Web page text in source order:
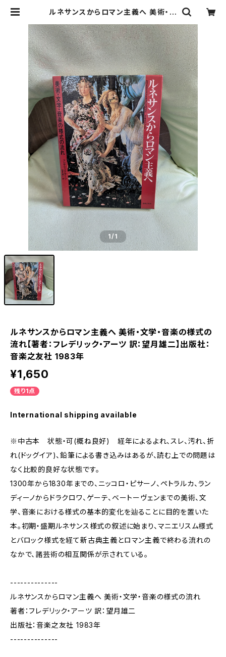
ルネサンスからロマン主義へ 美術・文
ック・アーツ 訳：望月雄二】出版社：音
楽之友社 1983年 | Birds' Tale C
ollective
1/1
ルネサンスからロマン主義へ 美術・文学・音楽の様式の
流れ【著者：フレデリック・アーツ 訳：望月雄二】出版社：
音楽之友社 1983年
¥1,650
残り1点
International shipping available
※中古本 状態・可(概ね良好) 経年によるよれ、スレ、汚れ、折
れ(ドッグイア)、鉛筆による書き込みはあるが、読む上での問題は
なく比較的良好な状態です。
1300年から1830年までの、ニッコロ・ピサーノ、ペトラルカ、ラン
ディーノからドラクロワ、ゲーテ、ベートーヴェンまでの美術、文
学、音楽における様式の基本的変化を辿ることに目的を置いた
本。初期・盛期ルネサンス様式の叙述に始まり、マニエリスム様式
とバロック様式を経て新古典主義とロマン主義で終わる流れの
なかで、諸芸術の相互関係が示されている。
--------------
ルネサンスからロマン主義へ 美術・文学・音楽の様式の流れ
著者：フレデリック・アーツ 訳：望月雄二
出版社：音楽之友社 1983年
--------------